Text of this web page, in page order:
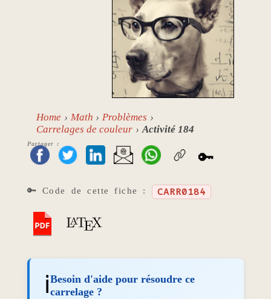
Home Math
Problèmes
Carrelages de couleur
Activité 184
Partager :
🔑
🔑 Code de cette fiche : CARR0184
ℹ️Besoin d'aide pour résoudre ce
carrelage ?